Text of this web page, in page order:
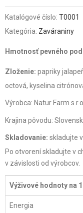
Katalógové číslo: T0001
Kategória: Zaváraniny
Hmotnosť pevného
Zloženie: papriky
octová, kyselina
Výrobca: Natur Farm s.r.o.
Krajina pôvodu:
Skladovanie: skladujte
Po otvorení skladujte v
v závislosti od výrobcov.
Výživové hodnoty na
Energia